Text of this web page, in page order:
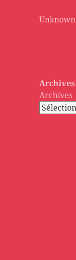
Unknown
Archives
Archives